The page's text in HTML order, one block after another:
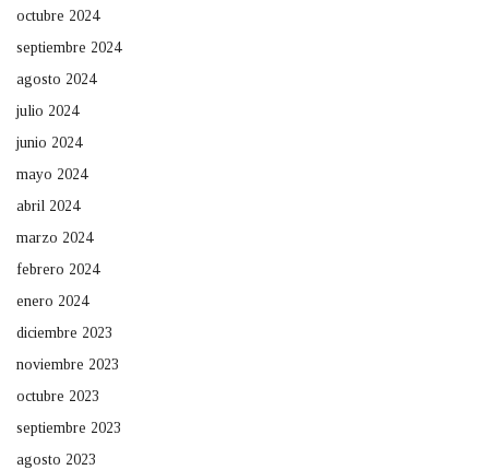
octubre 2024
septiembre 2024
agosto 2024
julio 2024
junio 2024
mayo 2024
abril 2024
marzo 2024
febrero 2024
enero 2024
diciembre 2023
noviembre 2023
octubre 2023
septiembre 2023
agosto 2023